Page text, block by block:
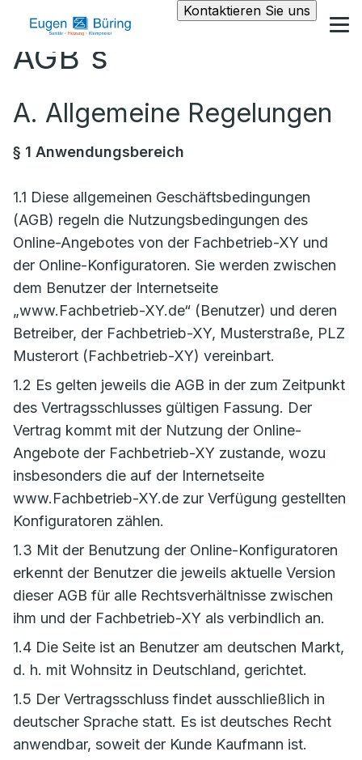
Kontaktieren Sie uns
AGB´s
A. Allgemeine Regelungen
§ 1 Anwendungsbereich
1.1 Diese allgemeinen Geschäftsbedingungen
(AGB) regeln die Nutzungsbedingungen des
Online-Angebotes von der Fachbetrieb-XY und
der Online-Konfiguratoren. Sie werden zwischen
dem Benutzer der Internetseite
„www.Fachbetrieb-XY.de“ (Benutzer) und deren
Betreiber, der Fachbetrieb-XY, Musterstraße, PLZ
Musterort (Fachbetrieb-XY) vereinbart.
1.2 Es gelten jeweils die AGB in der zum Zeitpunkt
des Vertragsschlusses gültigen Fassung. Der
Vertrag kommt mit der Nutzung der Online-
Angebote der Fachbetrieb-XY zustande, wozu
insbesonders die auf der Internetseite
www.Fachbetrieb-XY.de zur Verfügung gestellten
Konfiguratoren zählen.
1.3 Mit der Benutzung der Online-Konfiguratoren
erkennt der Benutzer die jeweils aktuelle Version
dieser AGB für alle Rechtsverhältnisse zwischen
ihm und der Fachbetrieb-XY als verbindlich an.
1.4 Die Seite ist an Benutzer am deutschen Markt,
d. h. mit Wohnsitz in Deutschland, gerichtet.
1.5 Der Vertragsschluss findet ausschließlich in
deutscher Sprache statt. Es ist deutsches Recht
anwendbar, soweit der Kunde Kaufmann ist.